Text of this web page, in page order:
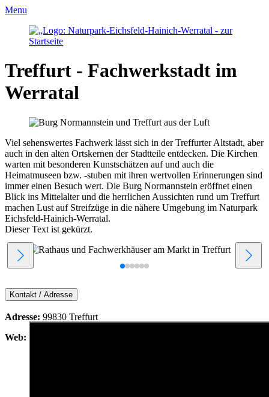
Menu
Treffurt - Fachwerkstadt im
Werratal
Viel sehenswertes Fachwerk lässt sich in der Treffurter Altstadt, aber
auch in den alten Ortskernen der Stadtteile entdecken. Die Kirchen
warten mit besonderen Kunstschätzen auf und auch die
Heimatmuseen bzw. -stuben mit ihren wertvollen Erinnerungen sind
immer einen Besuch wert. Die Burg Normannstein eröffnet einen
Blick ins Mittelalter und die herrlichen Aussichten rund um Treffurt
machen Lust auf Streifzüge in die nähere Umgebung im Naturpark
Eichsfeld-Hainich-Werratal.
Dieser Text ist gekürzt.
Kontakt / Adresse
Adresse: 99830 Treffurt
Web: